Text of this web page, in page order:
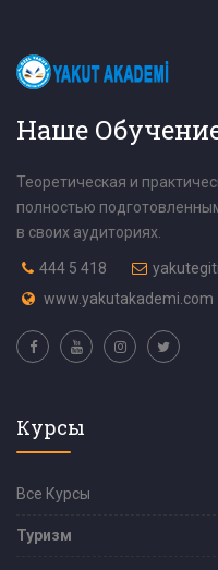
Наше
Теоретическая и
полностью
в своих аудиториях.
444 5 418
www.yakutakademi.com
Курсы
Все Курсы
Туризм